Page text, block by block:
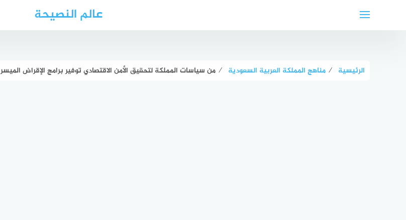
عالم النصيحة
الرئيسية ⁄ مناهج المملكة العربية السعودية ⁄ من سياسات المملكة لتحقيق الأمن الاقتصادي توفير برامج الإقراض الميسر